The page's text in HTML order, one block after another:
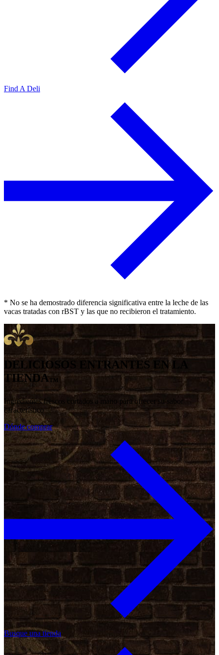
Find A Deli
* No se ha demostrado diferencia significativa entre la leche de las
vacas tratadas con rBST y las que no recibieron el tratamiento.
DELICIOSOS ENTRANTES EN LA
TIENDA™
Ingredientes frescos cortados a mano para ofrecer su sabor
característico
Dónde comprar
Busque una tienda